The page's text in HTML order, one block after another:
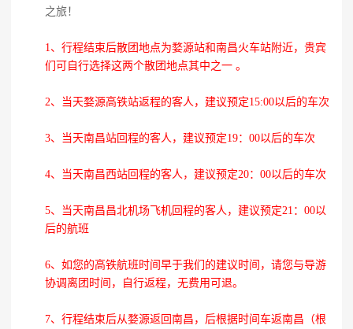
之旅！
1、行程结束后散团地点为婺源站和南昌火车站附近，贵宾
们可自行选择这两个散团地点其中之一 。
2、当天婺源高铁站返程的客人，建议预定15:00以后的车次
3、当天南昌站回程的客人，建议预定19：00以后的车次
4、当天南昌西站回程的客人，建议预定20：00以后的车次
5、当天南昌昌北机场飞机回程的客人，建议预定21：00以
后的航班
6、如您的高铁航班时间早于我们的建议时间，请您与导游
协调离团时间，自行返程，无费用可退。
7、行程结束后从婺源返回南昌，后根据时间车返南昌（根